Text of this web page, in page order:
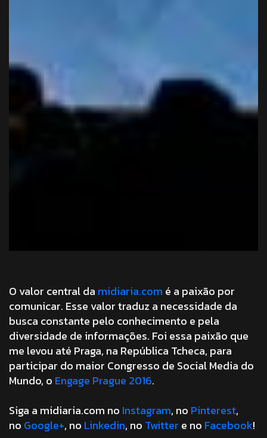
O valor central da midiaria.com é a paixão por
comunicar. Esse valor traduz a necessidade da
busca constante pelo conhecimento e pela
diversidade de informações. Foi essa paixão que
me levou até Praga, na República Tcheca, para
participar do maior Congresso de Social Media do
Mundo, o Engage Prague 2016.
Siga a midiaria.com no Instagram, no Pinterest,
no Google+, no Linkedin, no Twitter e no Facebook!